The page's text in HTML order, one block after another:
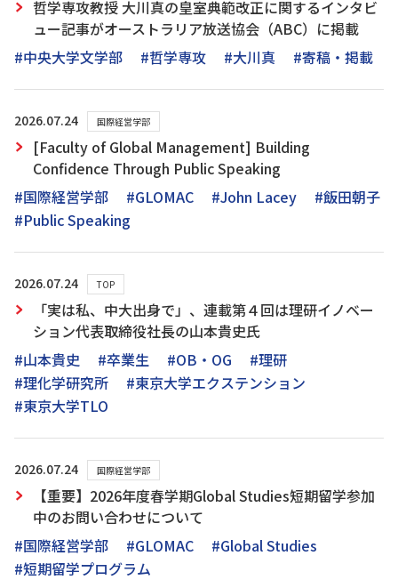
哲学専攻教授 大川真の皇室典範改正に関するインタビ
ュー記事がオーストラリア放送協会（ABC）に掲載
#中央大学文学部
#哲学専攻 #大川真 #寄稿・掲載
2026.07.24 国際経営学部
[Faculty of Global Management] Building
Confidence Through Public Speaking
#国際経営学部
#GLOMAC #John Lacey
#飯田朝子
#Public Speaking
2026.07.24 TOP
「実は私、中大出身で」、連載第４回は理研イノベー
ション代表取締役社長の山本貴史氏
#山本貴史
#卒業生 #OB・OG
#理研
#理化学研究所
#東京大学エクステンション
#東京大学TLO
2026.07.24 国際経営学部
【重要】2026年度春学期Global Studies短期留学参加
中のお問い合わせについて
#国際経営学部
#GLOMAC
#Global Studies
#短期留学プログラム